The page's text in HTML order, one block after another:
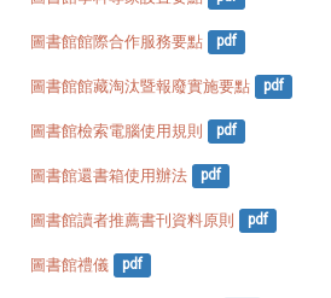
圖書館館際合作服務要點 pdf
圖書館館藏淘汰暨報廢實施要點 pdf
圖書館檢索電腦使用規則 pdf
圖書館還書箱使用辦法 pdf
圖書館讀者推薦書刊資料原則 pdf
圖書館禮儀 pdf